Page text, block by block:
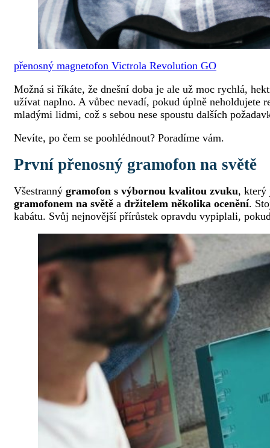
přenosný magnetofon Victrola Revolution GO
Možná si říkáte, že dnešní doba je ale už moc rychlá,
užívat naplno. A vůbec nevadí, pokud úplně neholdujete
mladými lidmi, což s sebou nese spoustu dalších
Nevíte, po čem se poohlédnout? Poradíme vám.
První přenosný gramofon na světě
Všestranný gramofon s výbornou kvalitou zvuku, který
gramofonem na světě a držitelem několika ocenění.
kabátu. Svůj nejnovější přírůstek opravdu vypiplali,